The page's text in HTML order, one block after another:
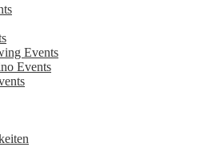
Events
Events